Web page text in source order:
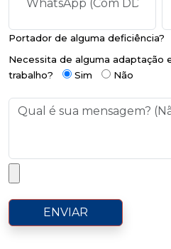
Portador de alguma deficiência?
Necessita de alguma adaptação
trabalho?
Sim Não
ENVIAR